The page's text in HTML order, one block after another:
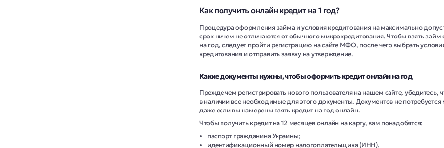
Как получить онлайн кредит на 1 год?
Процедура оформления займа и условия кредитования на максимально
срок ничем не отличаются от обычного микрокредитования. Чтобы взять займ
на год, следует пройти регистрацию на сайте МФО, после чего выбрать
кредитования и отправить заявку на утверждение.
Какие документы нужны, чтобы оформить кредит онлайн на год
Прежде чем регистрировать нового пользователя на нашем сайте, убедитесь,
в наличии все необходимые для этого документы. Документов не потребуется
даже если вы намерены взять кредит на год онлайн.
Чтобы получить кредит на 12 месяцев онлайн на карту, вам понадобятся:
паспорт гражданина Украины;
идентификационный номер налогоплательщика (ИНН).